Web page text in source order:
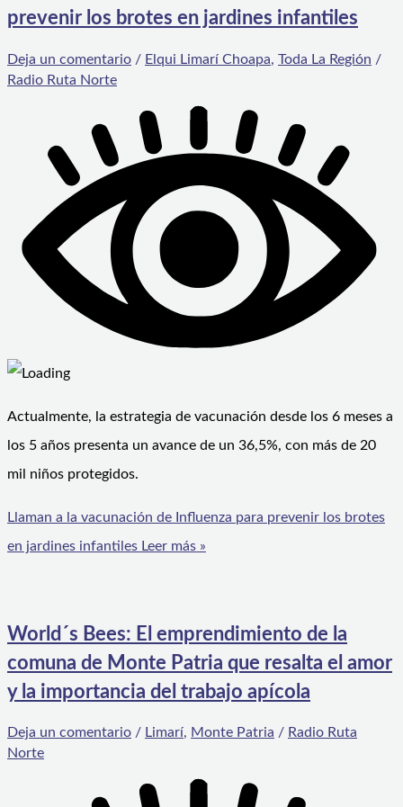
prevenir los brotes en jardines infantiles
Deja un comentario / Elqui Limarí Choapa, Toda La Región /
Radio Ruta Norte
Actualmente, la estrategia de vacunación desde los 6 meses a
los 5 años presenta un avance de un 36,5%, con más de 20
mil niños protegidos.
Llaman a la vacunación de Influenza para prevenir los brotes
en jardines infantiles Leer más »
World´s Bees: El emprendimiento de la
comuna de Monte Patria que resalta el amor
y la importancia del trabajo apícola
Deja un comentario / Limarí, Monte Patria / Radio Ruta
Norte